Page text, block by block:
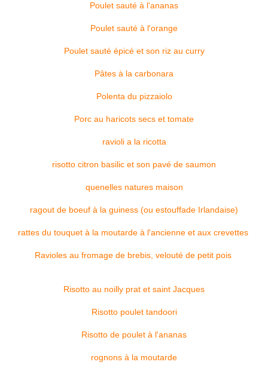
Poulet sauté à l'ananas
Poulet sauté à l'orange
Poulet sauté épicé et son riz au curry
Pâtes à la carbonara
Polenta du pizzaiolo
Porc au haricots secs et tomate
ravioli a la ricotta
risotto citron basilic et son pavé de saumon
quenelles natures maison
ragout de boeuf à la guiness (ou estouffade Irlandaise)
rattes du touquet à la moutarde à l'ancienne et aux crevettes
Ravioles au fromage de brebis, velouté de petit pois
Risotto au noilly prat et saint Jacques
Risotto poulet tandoori
Risotto de poulet à l'ananas
rognons à la moutarde